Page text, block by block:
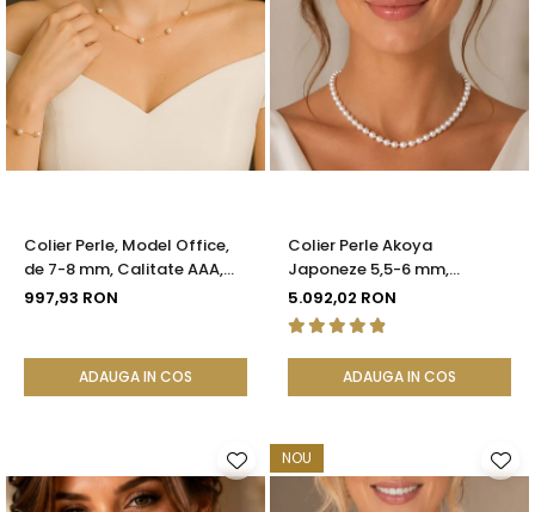
Colier Perle, Model Office,
de 7-8 mm, Calitate AAA,
Aur 14K | KASKADDA®
997,93 RON
ADAUGA IN COS
Colier Perle Akoya
Japoneze 5,5-6 mm,
Închizătoare Sferică Aur Alb
14K | KASKADDA®
5.092,02 RON
ADAUGA IN COS
NOU